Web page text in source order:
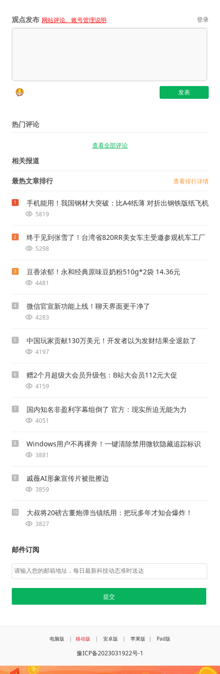
观点发布 网站评论、账号管理说明 登录
热门评论
查看全部评论
相关报道
最热文章排行 查看排行详情
1 手机能用！我国钢材大突破：比A4纸薄 对折出钢铁版纸飞机
5819
2 终于见到张雪了！台湾省820RR美女车主受邀参观机车工厂
5298
3 豆香浓郁！永和经典原味豆奶粉510g*2袋 14.36元
4481
4 微信官宣新功能上线！聊天界面更干净了
4283
5 中国玩家贡献130万美元！开发者以为发财结果全退款了
4197
6 赠2个月超级大会员升级包：B站大会员112元大促
4159
7 国内知名非盈利字幕组倒了 官方：现实所迫无能为力
4051
8 Windows用户不再裸奔！一键清除禁用微软隐藏追踪标识
3881
9 戚薇AI形象宣传片被批擦边
3859
10 大叔将20磅古董炮弹当镇纸用：把玩多年才知会爆炸！
3827
邮件订阅
电脑版 | 移动版 | 安卓版 | 苹果版 | Pad版
豫ICP备2023031922号-1